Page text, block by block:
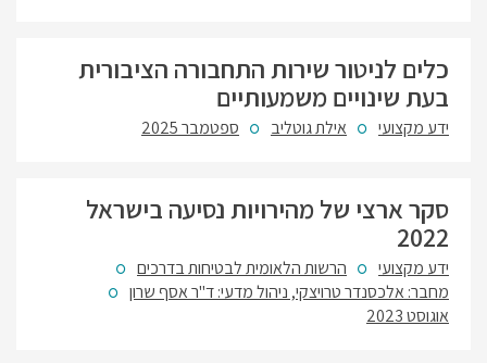
כלים לניטור שירות התחבורה הציבורית
בעת שינויים משמעותיים
ידע מקצועי אילת גוטליב ספטמבר 2025
סקר ארצי של מהירויות נסיעה בישראל
2022
ידע מקצועי
הרשות הלאומית לבטיחות בדרכים
מחבר: אלכסנדר טרויצקי, ניהול מדעי: ד"ר אסף שרון
אוגוסט 2023